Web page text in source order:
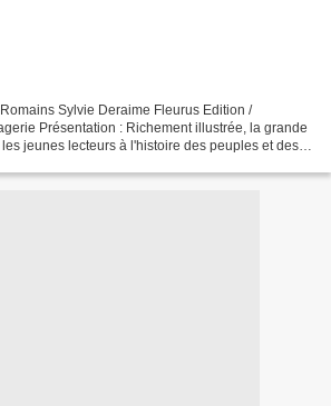
Sylvie Deraime Fleurus Edition /
Présentation : Richement illustrée, la grande
jeunes lecteurs à l'histoire des peuples et des